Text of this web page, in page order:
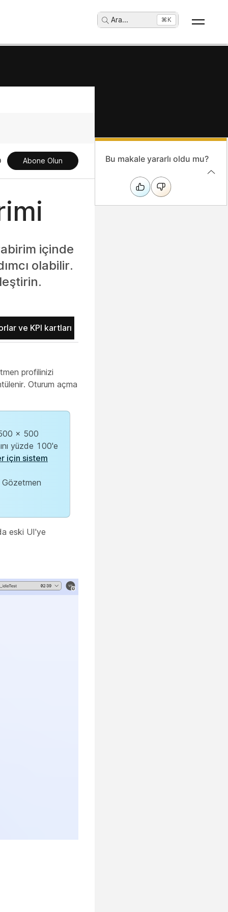
Ara... ⌘K
Abone Olun
içinde
olabilir.
ve KPI kartları
profilinizi
Oturum açma
x 500
yüzde 100'e
için sistem
eski UI'ye
Bu makale yararlı oldu mu?